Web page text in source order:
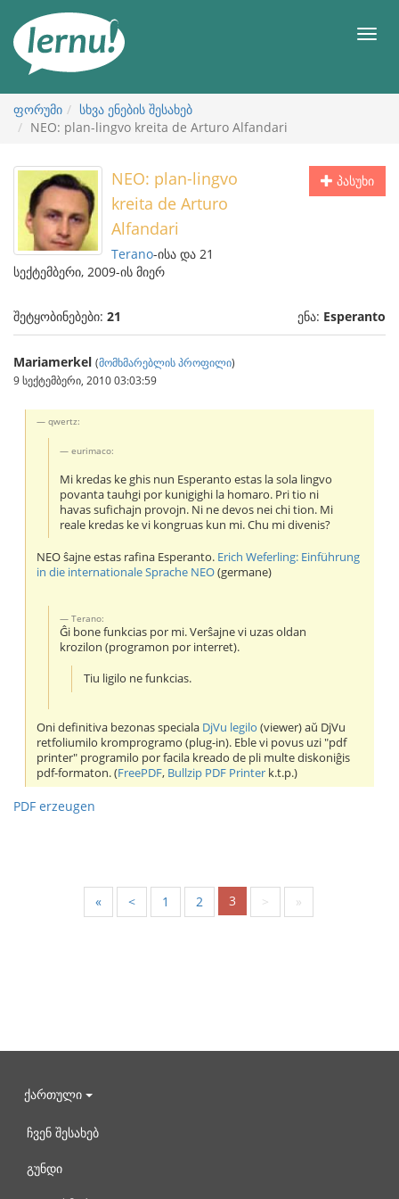
ნახვა
მენიუ
ფორუმი
სხვა ენების შესახებ
NEO: plan-lingvo kreita de Arturo Alfandari
პასუხი
NEO: plan-lingvo
kreita de Arturo
Alfandari
Terano-ისა და 21
სექტემბერი, 2009-ის მიერ
შეტყობინებები: 21 ენა: Esperanto
Mariamerkel (მომხმარებლის პროფილი)
9 სექტემბერი, 2010 03:03:59
qwertz:
eurimaco:
Mi kredas ke ghis nun Esperanto estas la sola lingvo
povanta tauhgi por kunigighi la homaro. Pri tio ni
havas sufichajn provojn. Ni ne devos nei chi tion. Mi
reale kredas ke vi kongruas kun mi. Chu mi divenis?
NEO ŝajne estas rafina Esperanto. Erich Weferling: Einführung
in die internationale Sprache NEO(germane)
Terano:
Ĝi bone funkcias por mi. Verŝajne vi uzas oldan
krozilon (programon por interret).
Tiu ligilo ne funkcias.
Oni definitiva bezonas speciala DjVu legilo (viewer) aŭ DjVu
retfoliumilo kromprogramo (plug-in). Eble vi povus uzi "pdf
printer" programilo por facila kreado de pli multe diskoniĝis
pdf-formaton. (FreePDF, Bullzip PDF Printer k.t.p.)
PDF erzeugen
« < 1 2 3 > »
ქართული
ჩვენ შესახებ
გუნდი